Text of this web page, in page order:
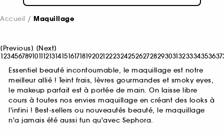
Accueil Maquillage
[Previous] [Next]
12345678910111213141516171819202122232425262728293031323334353637
Essentiel beauté incontournable, le maquillage est notre
meilleur allié ! Teint frais, lèvres gourmandes et smoky eyes,
le makeup parfait est à portée de main. On laisse libre
cours à toutes nos envies maquillage en créant des looks à
l'infini ! Best-sellers ou nouveautés beauté, le maquillage
n'a jamais été aussi fun qu'avec Sephora.